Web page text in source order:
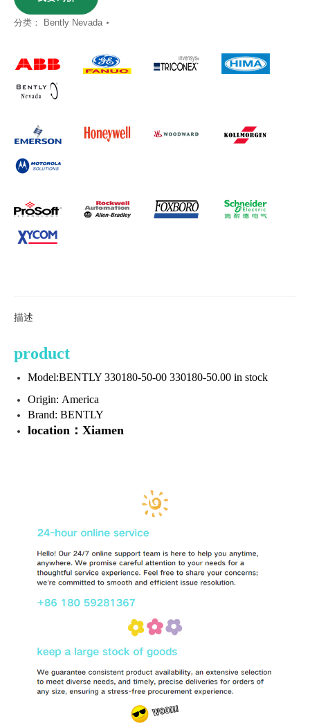
分类： Bently Nevada
描述
product
Model:BENTLY 330180-50-00 330180-50.00 in stock
Origin: America
Brand: BENTLY
location：Xiamen